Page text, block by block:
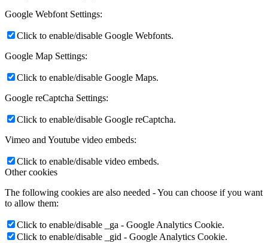
Google Webfont Settings:
Click to enable/disable Google Webfonts.
Google Map Settings:
Click to enable/disable Google Maps.
Google reCaptcha Settings:
Click to enable/disable Google reCaptcha.
Vimeo and Youtube video embeds:
Click to enable/disable video embeds.
Other cookies
The following cookies are also needed - You can choose if you want
to allow them:
Click to enable/disable _ga - Google Analytics Cookie.
Click to enable/disable _gid - Google Analytics Cookie.